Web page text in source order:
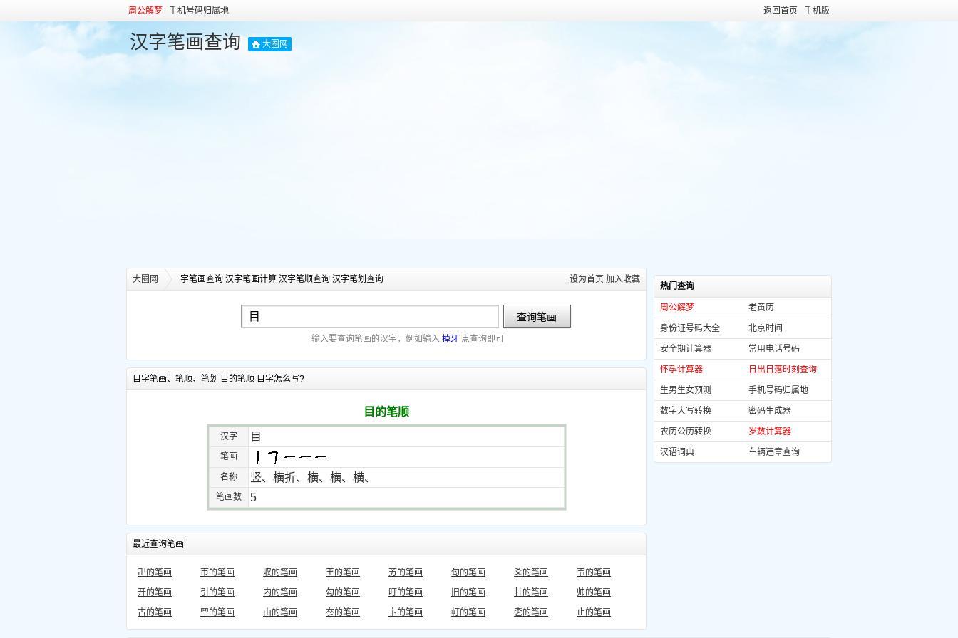
周公解梦 手机号码归属地 返回首页 手机版
汉字笔画查询 大圈网
大圈网 字笔画查询 汉字笔画计算 汉字笔顺查询 汉字笔划查询 设为首页 加入收藏
输入要查询笔画的汉字，例如输入 掉牙 点查询即可
目字笔画、笔顺、笔划 目的笔顺 目字怎么写?
目的笔顺
汉字 目
笔画
名称 竖、横折、横、横、横、
笔画数 5
最近查询笔画
卍的笔画 帀的笔画 収的笔画 玊的笔画 艻的笔画 匂的笔画 爻的笔画
壭的笔画
开的笔画
引的笔画 内的笔画 勾的笔画 叮的笔画 旧的笔画 廿的笔画
帅的笔画
古的笔画
罓的笔画 由的笔画 冭的笔画 卞的笔画 帄的笔画 朰的笔画 止的笔画
热门查询
周公解梦 老黄历
身份证号码大全 北京时间
安全期计算器 常用电话号码
怀孕计算器 日出日落时刻查询
生男生女预测 手机号码归属地
数字大写转换 密码生成器
农历公历转换 岁数计算器
汉语词典 车辆违章查询